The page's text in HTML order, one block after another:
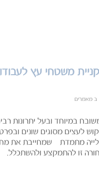
משטחי עץ
ב מאמרים
במיוחד ובעל יתרונות
לעצים מסוגים שונים
מתמדת – שמחייבת את
זו להתמקצע ולהשתכלל.